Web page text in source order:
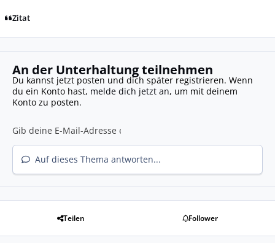
Zitat
An der Unterhaltung teilnehmen
Du kannst jetzt posten und dich später registrieren. Wenn
du ein Konto hast, melde dich jetzt an, um mit deinem
Konto zu posten.
Auf dieses Thema antworten...
Teilen Follower